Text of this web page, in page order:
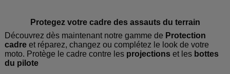
Protegez votre cadre des assauts du terrain
Découvrez dès maintenant notre gamme de Protection
cadre et réparez, changez ou complétez le look de votre
moto. Protège le cadre contre les projectionset les bottes
du pilote